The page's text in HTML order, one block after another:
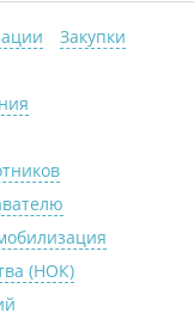
Закупки
(НОК)